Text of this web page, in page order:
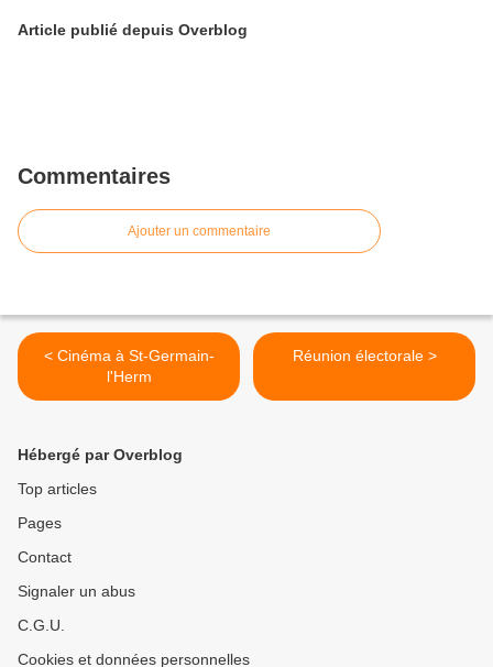
Article publié depuis Overblog
Commentaires
Ajouter un commentaire
< Cinéma à St-Germain-
l'Herm
Réunion électorale >
Hébergé par Overblog
Top articles
Pages
Contact
Signaler un abus
C.G.U.
Cookies et données personnelles